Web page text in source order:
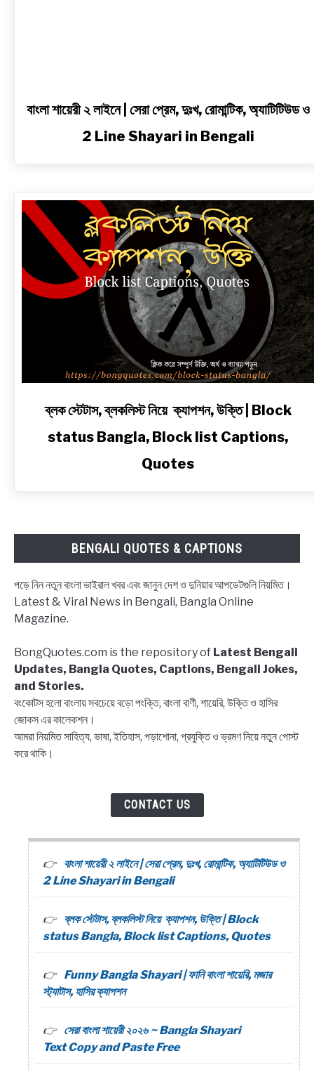
বাংলা শায়েরী ২ লাইনে | সেরা প্রেম, দুঃখ, রোমান্টিক, অ্যাটিটিউড ও
2 Line Shayari in Bengali
Bangla,
Block
list
Quotes
ব্লক স্টেটাস, ব্লকলিস্ট নিয়ে ক্যাপশন, উক্তি | Block
status Bangla, Block list Captions,
Quotes
BENGALI QUOTES & CAPTIONS
পড়ে নিন নতুন বাংলা ভাইরাল খবর এবং জানুন দেশ ও দুনিয়ার আপডেটগুলি নিয়মিত।
Latest & Viral News in Bengali, Bangla Online
Magazine.
BongQuotes.com is the repository of Latest Bengali
Updates, Bangla Quotes, Captions, Bengali Jokes,
and Stories.
বংকোটস হলো বাংলায় সবচেয়ে বড়ো পংক্তি, বাংলা বাণী, শায়েরি, উক্তি ও হাসির
জোকস এর কালেকশন।
আমরা নিয়মিত সাহিত্য, ভাষা, ইতিহাস, পড়াশোনা, প্রযুক্তি ও ভ্রমণ নিয়ে নতুন পোস্ট
করে থাকি।
CONTACT US
বাংলা শায়েরী ২ লাইনে | সেরা প্রেম, দুঃখ, রোমান্টিক, অ্যাটিটিউড ও
2 Line Shayari in Bengali
ব্লক স্টেটাস, ব্লকলিস্ট নিয়ে ক্যাপশন, উক্তি | Block
status Bangla, Block list Captions, Quotes
Funny Bangla Shayari | ফানি বাংলা শায়েরি, মজার
স্ট্যাটাস, হাসির ক্যাপশন
সেরা বাংলা শায়েরী ২০২৬ ~ Bangla Shayari
Text Copy and Paste Free